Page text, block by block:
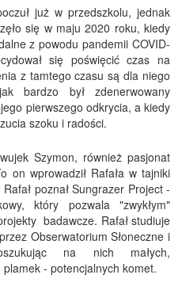
już w przedszkolu, jednak
się w maju 2020 roku, kiedy
z powodu pandemii COVID-
się poświęcić czas na
z tamtego czasu są dla niego
bardzo był zdenerwowany
pierwszego odkrycia, a kiedy
szoku i radości.
Szymon, również pasjonat
on wprowadził Rafała w tajniki
poznał Sungrazer Project -
który pozwala "zwykłym"
badawcze. Rafał studiuje
Obserwatorium Słoneczne i
na nich małych,
- potencjalnych komet.